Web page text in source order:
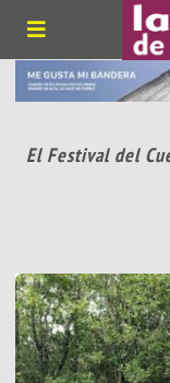
El Festival del